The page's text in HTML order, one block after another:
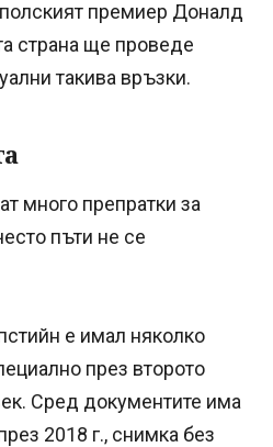
премиер Доналд
страна ще проведе
такива връзки.
много препратки за
пъти не се
е имал няколко
през второто
Сред документите има
2018 г., снимка без